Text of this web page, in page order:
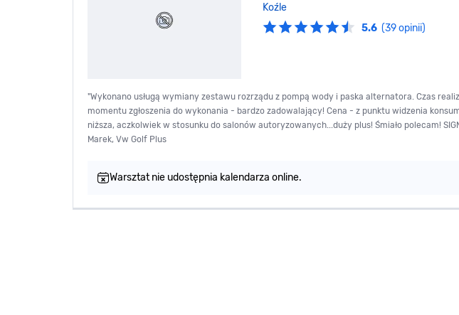
Koźle
5.6 (39 opinii)
"Wykonano usługą wymiany zestawu rozrządu z pompą wody i paska alternatora. Czas
momentu zgłoszenia do wykonania - bardzo zadowalający! Cena - z punktu widzenia
niższa, aczkolwiek w stosunku do salonów autoryzowanych...duży plus! Śmiało polecam!
Marek, Vw Golf Plus
Warsztat nie udostępnia kalendarza online.